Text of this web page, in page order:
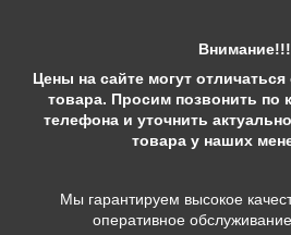
Внимание!!!
Цены на сайте могут
товара. Просим позвонить по
телефона и уточнить
товара у наших
Мы гарантируем высокое
оперативное